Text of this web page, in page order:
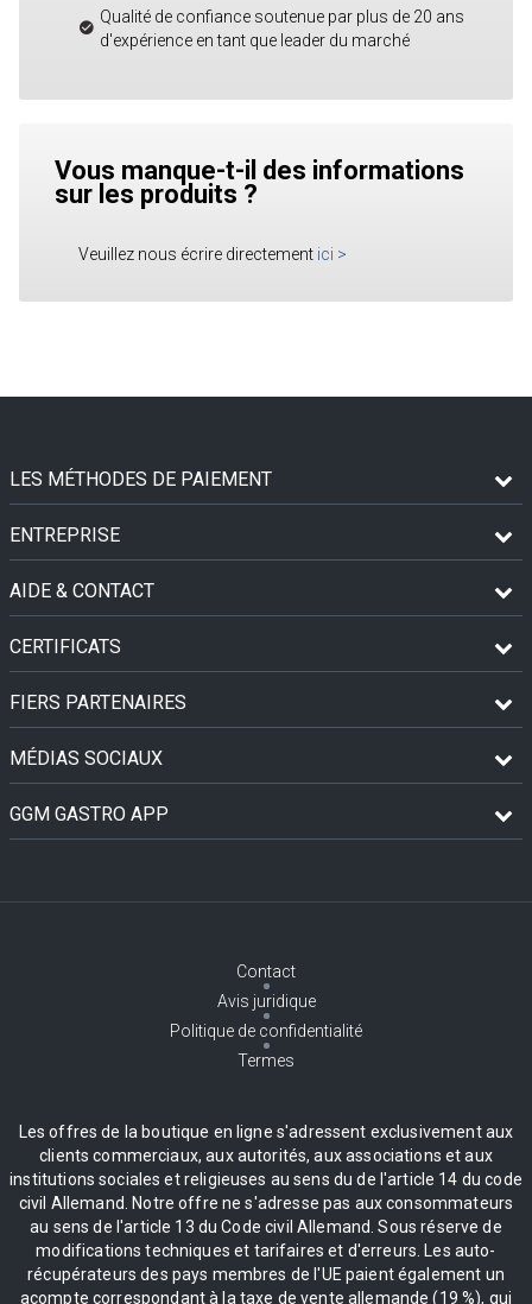
Qualité de confiance soutenue par plus de 20 ans
d'expérience en tant que leader du marché
Vous manque-t-il des informations
sur les produits ?
Veuillez nous écrire directement ici >
LES MÉTHODES DE PAIEMENT
ENTREPRISE
AIDE & CONTACT
CERTIFICATS
FIERS PARTENAIRES
MÉDIAS SOCIAUX
GGM GASTRO APP
Contact
Avis juridique
Politique de confidentialité
Termes
Les offres de la boutique en ligne s'adressent exclusivement aux
clients commerciaux, aux autorités, aux associations et aux
institutions sociales et religieuses au sens du de l'article 14 du code
civil Allemand. Notre offre ne s'adresse pas aux consommateurs
au sens de l'article 13 du Code civil Allemand. Sous réserve de
modifications techniques et tarifaires et d'erreurs. Les auto-
récupérateurs des pays membres de l'UE paient également un
acompte correspondant à la taxe de vente allemande (19 %), qui